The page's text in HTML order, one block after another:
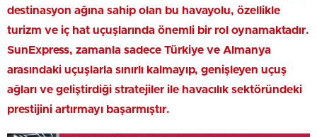
destinasyon ağına sahip olan bu havayolu, özellikle
turizm ve iç hat uçuşlarında önemli bir rol oynamaktadır.
SunExpress, zamanla sadece Türkiye ve Almanya
arasındaki uçuşlarla sınırlı kalmayıp, genişleyen uçuş
ağları ve geliştirdiği stratejiler ile havacılık sektöründeki
prestijini artırmayı başarmıştır.